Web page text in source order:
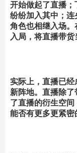
开始做起了直播
纷纷加入其中；
角色也相继入场。
入局，将直播带货
实际上，直播已
新阵地。直播除
了直播的衍生空
能否有更多更紧密